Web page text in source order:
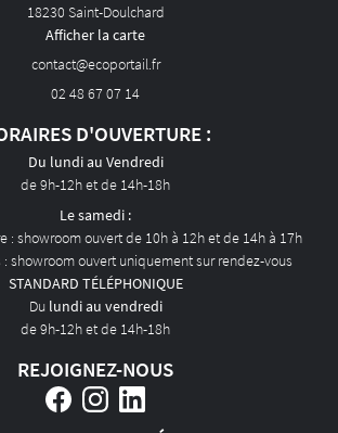
18230 Saint-Doulchard
Afficher la carte
02 48 67 07 14
D'OUVERTURE :
Du lundi au Vendredi
de 9h-12h et de 14h-18h
Le samedi :
: showroom ouvert de 10h à 12h et de 14h à 17h
showroom ouvert uniquement sur rendez-vous
STANDARD TÉLÉPHONIQUE
Du lundi au vendredi
de 9h-12h et de 14h-18h
REJOIGNEZ-NOUS